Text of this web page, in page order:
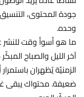
جودة المحتوى،
وحده.
ما هو أسوأ وقت للنشر
الزمنيّة يُظهران
ضعيفة. محتواك يبقى